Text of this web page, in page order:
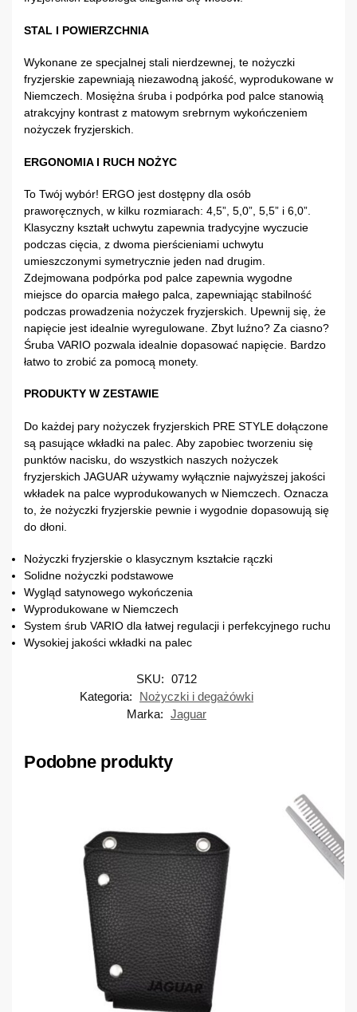
STAL I POWIERZCHNIA
Wykonane ze specjalnej stali nierdzewnej, te nożyczki
fryzjerskie zapewniają niezawodną jakość, wyprodukowane w
Niemczech. Mosiężna śruba i podpórka pod palce stanowią
atrakcyjny kontrast z matowym srebrnym wykończeniem
nożyczek fryzjerskich.
ERGONOMIA I RUCH NOŻYC
To Twój wybór! ERGO jest dostępny dla osób
praworęcznych, w kilku rozmiarach: 4,5”, 5,0”, 5,5” i 6,0”.
Klasyczny kształt uchwytu zapewnia tradycyjne wyczucie
podczas cięcia, z dwoma pierścieniami uchwytu
umieszczonymi symetrycznie jeden nad drugim.
Zdejmowana podpórka pod palce zapewnia wygodne
miejsce do oparcia małego palca, zapewniając stabilność
podczas prowadzenia nożyczek fryzjerskich. Upewnij się, że
napięcie jest idealnie wyregulowane. Zbyt luźno? Za ciasno?
Śruba VARIO pozwala idealnie dopasować napięcie. Bardzo
łatwo to zrobić za pomocą monety.
PRODUKTY W ZESTAWIE
Do każdej pary nożyczek fryzjerskich PRE STYLE dołączone
są pasujące wkładki na palec. Aby zapobiec tworzeniu się
punktów nacisku, do wszystkich naszych nożyczek
fryzjerskich JAGUAR używamy wyłącznie najwyższej jakości
wkładek na palce wyprodukowanych w Niemczech. Oznacza
to, że nożyczki fryzjerskie pewnie i wygodnie dopasowują się
do dłoni.
Nożyczki fryzjerskie o klasycznym kształcie rączki
Solidne nożyczki podstawowe
Wygląd satynowego wykończenia
Wyprodukowane w Niemczech
System śrub VARIO dla łatwej regulacji i perfekcyjnego ruchu
Wysokiej jakości wkładki na palec
SKU: 0712
Kategoria:
Nożyczki i degażówki
Marka: Jaguar
Podobne produkty